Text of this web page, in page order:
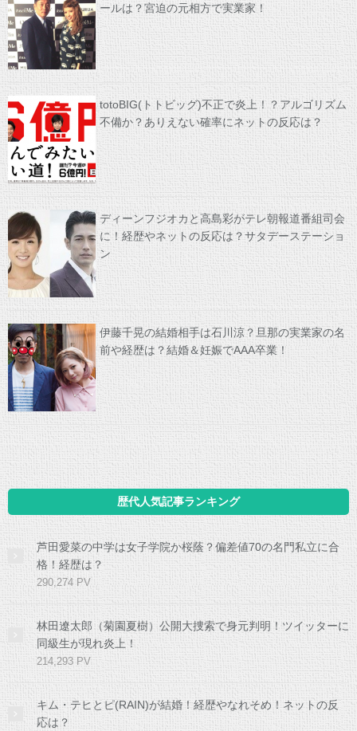
ールは？宮迫の元相方で実業家！
totoBIG(トトビッグ)不正で炎上！？アルゴリズム
不備か？ありえない確率にネットの反応は？
ディーンフジオカと高島彩がテレ朝報道番組司会
に！経歴やネットの反応は？サタデーステーショ
ン
伊藤千晃の結婚相手は石川涼？旦那の実業家の名
前や経歴は？結婚＆妊娠でAAA卒業！
歴代人気記事ランキング
芦田愛菜の中学は女子学院か桜蔭？偏差値70の名門私立に合
格！経歴は？
290,274 PV
林田遼太郎（菊園夏樹）公開大捜索で身元判明！ツイッターに
同級生が現れ炎上！
214,293 PV
キム・テヒとピ(RAIN)が結婚！経歴やなれそめ！ネットの反
応は？